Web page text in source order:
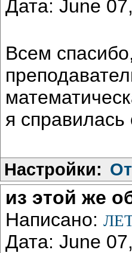
Дата: June
Всем
я справилась
Настройки:
из этой же
Написано:
Дата: June